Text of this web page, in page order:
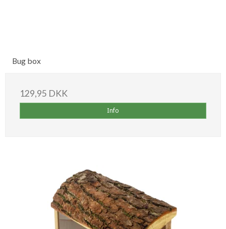
Bug box
129,95 DKK
Info